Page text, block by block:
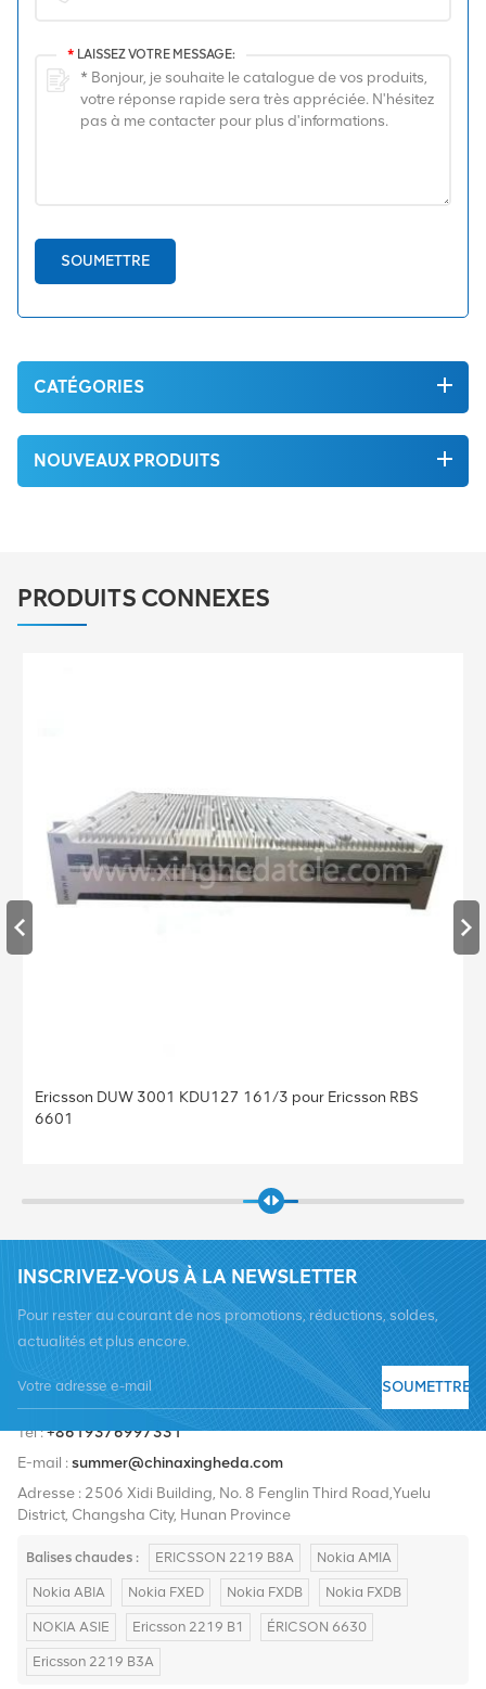
* LAISSEZ VOTRE MESSAGE:
SOUMETTRE
CATÉGORIES
NOUVEAUX PRODUITS
PRODUITS CONNEXES
Ericsson DUW 3001 KDU127 161/3 pour Ericsson RBS
6601
INSCRIVEZ-VOUS À LA NEWSLETTER
Pour rester au courant de nos promotions, réductions, soldes,
actualités et plus encore.
SOUMETTRE
Tél :+8619376997331
E-mail :summer@chinaxingheda.com
Adresse : 2506 Xidi Building, No. 8 Fenglin Third Road,Yuelu
District, Changsha City, Hunan Province
Balises chaudes : ERICSSON 2219 B8A Nokia AMIA
Nokia ABIA Nokia FXED Nokia FXDB Nokia FXDB
NOKIA ASIE Ericsson 2219 B1 ÉRICSON 6630
Ericsson 2219 B3A